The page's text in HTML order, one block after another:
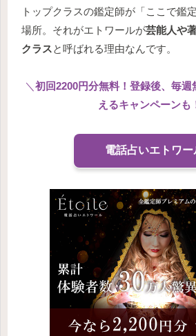
トップクラスの鑑定師が「ここで鑑
場所。それがエトワールが芸能人や
クラスと呼ばれる理由なんです。
＼ 初回2200円分無料！登録後、毎週
えるキャンペーンも
電話占いエトワー